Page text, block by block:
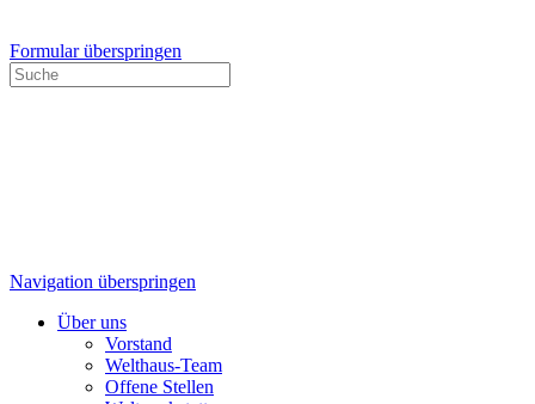
Formular überspringen
Navigation überspringen
Über uns
Vorstand
Welthaus-Team
Offene Stellen